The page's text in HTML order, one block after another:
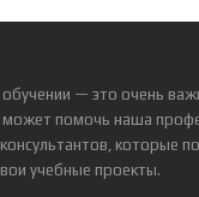
— это очень
может помочь наша
которые
учебные проекты.